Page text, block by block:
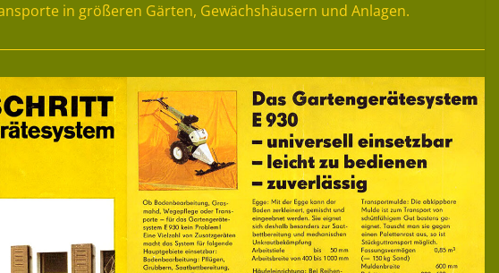
in größeren Gärten, Gewächshäusern und Anlagen.